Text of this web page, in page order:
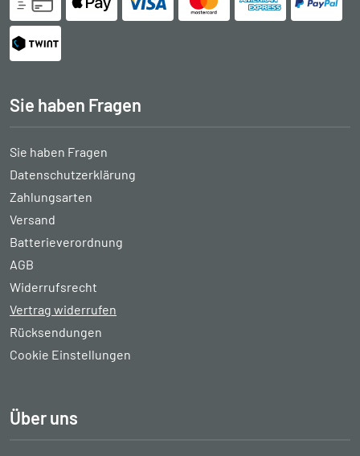
Sie haben Fragen
Sie haben Fragen
Datenschutzerklärung
Zahlungsarten
Versand
Batterieverordnung
AGB
Widerrufsrecht
Vertrag widerrufen
Rücksendungen
Cookie Einstellungen
Über uns